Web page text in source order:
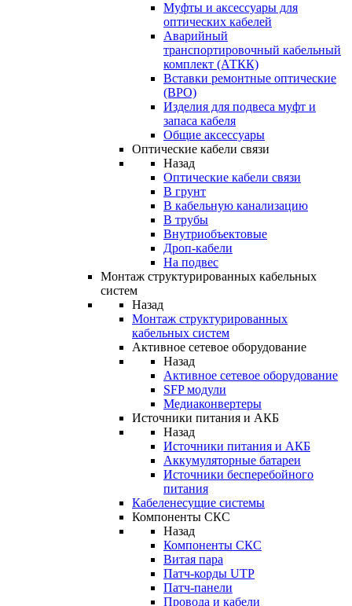
Муфты и аксессуары для
оптических кабелей
Аварийный
транспортировочный кабельный
комплект (АТКК)
Вставки ремонтные оптические
(ВРО)
Изделия для подвеса муфт и
запаса кабеля
Общие аксессуары
Оптические кабели связи
Назад
Оптические кабели связи
В грунт
В кабельную канализацию
В трубы
Внутриобъектовые
Дроп-кабели
На подвес
Монтаж структурированных кабельных
систем
Назад
Монтаж структурированных
кабельных систем
Активное сетевое оборудование
Назад
Активное сетевое оборудование
SFP модули
Медиаконвертеры
Источники питания и АКБ
Назад
Источники питания и АКБ
Аккумуляторные батареи
Источники бесперебойного
питания
Кабеленесущие системы
Компоненты СКС
Назад
Компоненты СКС
Витая пара
Патч-корды UTP
Патч-панели
Провода и кабели